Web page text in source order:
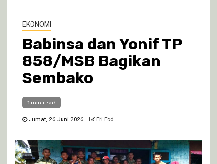
EKONOMI
Babinsa dan Yonif TP
858/MSB Bagikan
Sembako
1 min read
Jumat, 26 Juni 2026 Fri Fod